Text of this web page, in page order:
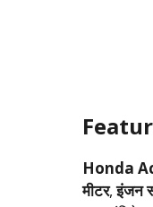
Honda
मीटर,इंजन